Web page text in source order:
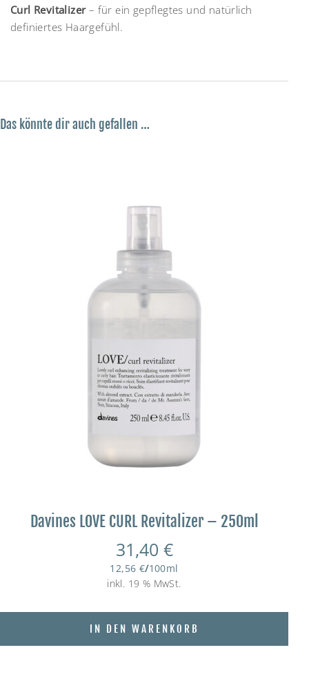
Curl Revitalizer– für ein gepflegtes und natürlich
definiertes Haargefühl.
Das könnte dir auch gefallen …
Davines LOVE CURL Revitalizer – 250ml
31,40 €
12,56 €/100ml
inkl. 19 % MwSt.
IN DEN WARENKORB